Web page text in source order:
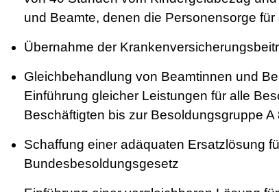
und Beamte, denen die Personensorge
Übernahme der
Gleichbehandlung von Beamtinnen und
Einführung gleicher Leistungen für alle
Beschäftigten bis zur Besoldungsgruppe A
Schaffung einer adäquaten Ersatzlösung
Bundesbesoldungsgesetz